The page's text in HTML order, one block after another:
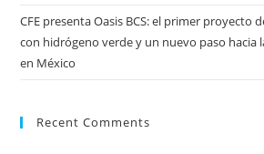
CFE presenta Oasis BCS: el primer proyecto
con hidrógeno verde y un nuevo paso hacia
en México
Recent Comments